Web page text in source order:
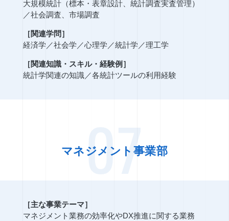
大規模統計（標本・表章設計、統計調査実査管理）
／社会調査、市場調査
［関連学問］
経済学 ／社会学 ／心理学 ／統計学 ／理工学
［関連知識・スキル・経験例］
統計学関連の知識／各統計ツールの利用経験
07
マネジメント事業部
［主な事業テーマ］
マネジメント業務の効率化やDX推進に関する業務